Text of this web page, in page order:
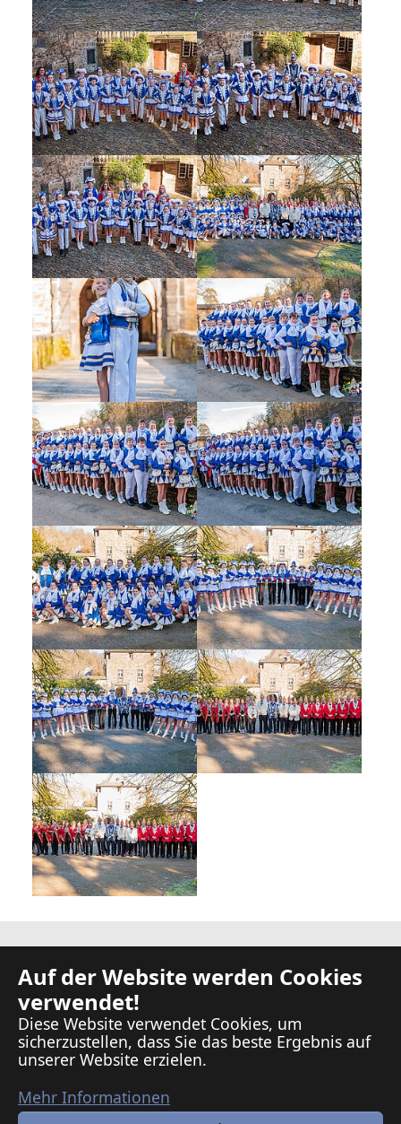
Auf der Website werden Cookies
verwendet!
Diese Website verwendet Cookies, um
sicherzustellen, dass Sie das beste Ergebnis auf
unserer Website erzielen.
Mehr Informationen
Show larger version Show larger version
Show larger version Show larger version
Show larger version Show larger version
Show larger version Show larger version
Show larger version Show larger version
Show larger version Show larger version
Show larger version
Presse
Presse-Archiv
Links
Datenschutz